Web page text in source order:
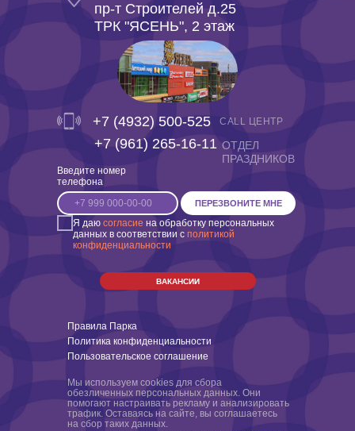
Введите номер
телефона
Я даю согласие на обработку персональных
данных в соответствии с политикой
конфиденциальности
ПЕРЕЗВОНИТЕ МНЕ
пр-т Строителей д.25
ТРК "ЯСЕНЬ", 2 этаж
+7 (4932) 500-525
‎+7 (961) 265-16-11 ОТДЕЛ
ПРАЗДНИКОВ
CALL ЦЕНТР
Правила Парка
Политика конфиденциальности
Пользовательское соглашение
Мы используем cookies для сбора
обезличенных персональных данных. Они
помогают настраивать рекламу и анализировать
трафик. Оставаясь на сайте, вы соглашаетесь
на сбор таких данных.
ВАКАНСИИ